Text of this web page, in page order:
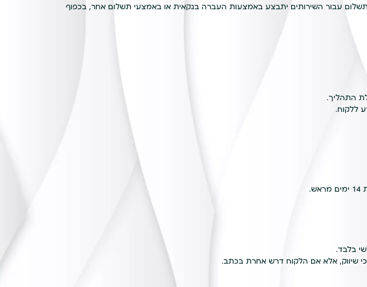
עבור השירותים יתבצע באמצעות העברה בנקאית או באמצעי תשלום אחר, בכפוף
ללקוח.
בלבד.
שיווק, אלא אם הלקוח דרש אחרת בכתב.